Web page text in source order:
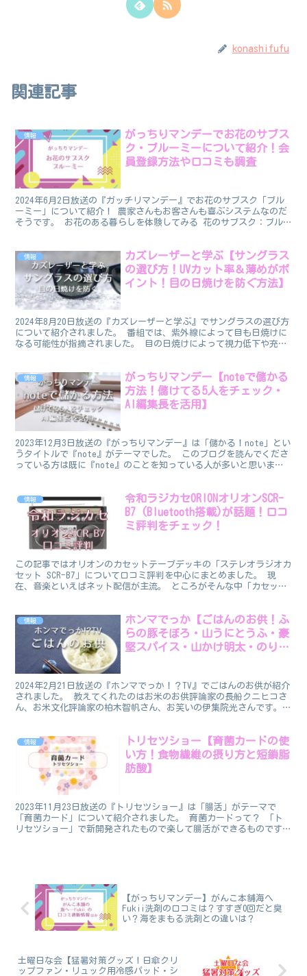
konashifufu
関連記事
情報
がっちりマンデーでお花のサブス
ク・ブルーミーについて紹介！会
員登録方法や口コミも調査
2024年6月2日放送の『ガッチリマンデー』でお花のサブスク「ブル
ーミー」について紹介！ 農家さんもお客さんも喜ぶシステムなのだ
そうです。 お花のある暮らしを体験してみる 花のサブスク：ブル
情報
カズレーザーと学ぶ【サングラス
の選び方！UVカット率＆薄めがポ
イント！目の日焼けを防ぐ方法】
2024年8月20日放送の『カズレーザーと学ぶ』でサングラスの選び方
について紹介されました。 番組では、紫外線によって目も日焼けに
なる可能性が指摘されました。 目の日焼けによって視力低下や充
情報
がっちりマンデー【noteで儲かる
方法！儲けてる5人をチェック・
AI編集長を活用】
2023年12月3日放送の『がっちりマンデー』は「儲かる！note」とい
うタイトルで『note』がテーマでした。 このブログを読んでくださ
っている方は既に『note』のことを知っている人が多いと思いま
情報
令和ラジカセORIONオリオンSCR-
B7 (Bluetooth搭載)が話題！口コ
ミ評判をチェック！
この記事ではオリオンのカセットテープデッキの「ステレオラジオカ
セット SCR-B7」について口コミ評判を中心にまとめました。 現
在、音楽といえばネット配信が主流。 ところがそんな中「カセット
情報
ホンマでっか【ごはんのお供！ふ
らの豚そぼろ・山うにとうふ・豪
堅スパイス・山かけ明太・のりク
2024年2月21日放送の『ホンマでっか！？TV』でごはんのお供が紹介
されました。 教えてくれたのはお米のお供評論家の長船クニヒコさ
ん、お米文化評論家の柏木智帆さん、お笑いの伊集院光さんです。
情報
トリセツショー【育菌カードの使
い方！食物繊維の摂り方と短鎖脂
肪酸】
2023年11月23日放送の『トリセツショー』は「腸活」がテーマで
「育菌カード」について紹介されました。 育菌カードって？ 「ト
リセツショー」で新開発されたもので楽して腸活ができるものです。
【がっちりマンデー】がんこ本舗海へ
Fukii洗剤の口コミは？すすぎ0回だと臭
い？海をまもる洗剤との違いは？
土曜日な会【猛暑対策グッズ！日傘クリ
ップファン・リュック用冷感パッド・シ